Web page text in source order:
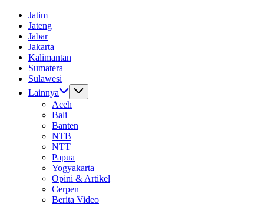
Dunia
Tanpa
Batas
Informasi
Dunia
Tanpa
Batas
Jatim
Jateng
Jabar
Jakarta
Kalimantan
Sumatera
Sulawesi
Lainnya
Aceh
Bali
Banten
NTB
NTT
Papua
Yogyakarta
Opini & Artikel
Cerpen
Berita Video